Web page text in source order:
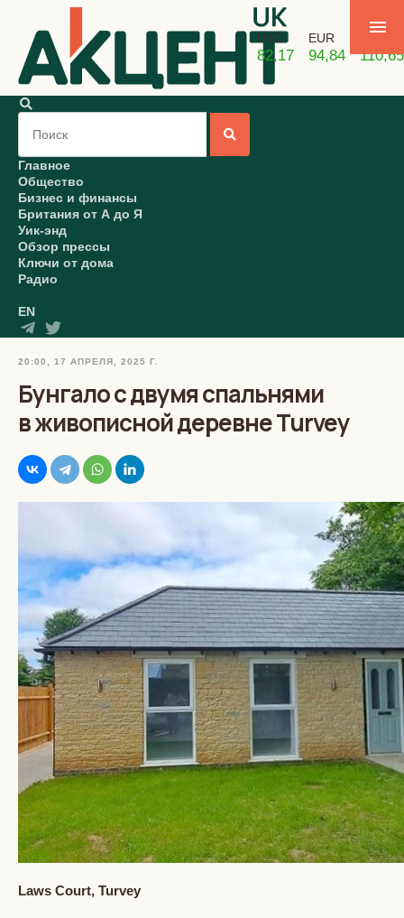
USD
82,17
EUR
94,84 110,65
Главное
Общество
Бизнес и финансы
Британия от А до Я
Уик-энд
Обзор прессы
Ключи от дома
Радио
EN
20:00, 17 АПРЕЛЯ, 2025 Г.
Бунгало с двумя спальнями
в живописной деревне Turvey
Laws Court, Turvey